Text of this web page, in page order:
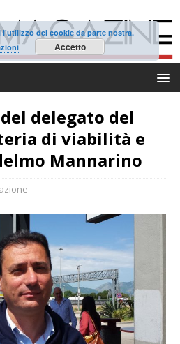
delegato del
di viabilità e
Mannarino
dei cookie da parte nostra.
Accetto